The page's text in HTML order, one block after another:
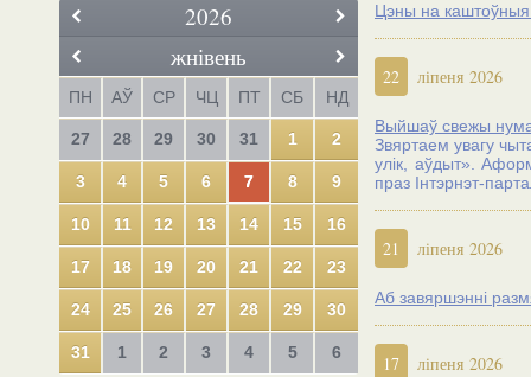
2026
жнівень
ПН АЎ СР ЧЦ ПТ СБ НД
27 28 29 30 31 1 2
3 4 5 6 7 8 9
10 11 12 13 14 15 16
17 18 19 20 21 22 23
24 25 26 27 28 29 30
31 1 2 3 4 5 6
Цэны на каштоўныя
22 ліпеня 2026
Выйшаў свежы
Звяртаем увагу
улік, аўдыт».
праз Iнтэрнэт-
21 ліпеня 2026
Аб завяршэнні
17 ліпеня 2026